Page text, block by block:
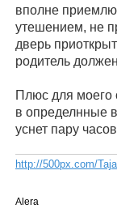
щ
е
н
и
е
вполне
утешением, не
дверь
родитель
Плюс для моего
в определнные
уснет пару
http://500px.com/
Alera